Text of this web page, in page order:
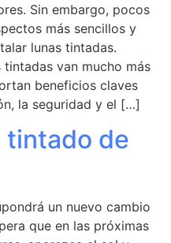
Sin embargo, pocos
más sencillos y
lunas tintadas.
tintadas van mucho más
beneficios claves
la seguridad y el […]
tintado de
un nuevo cambio
que en las próximas